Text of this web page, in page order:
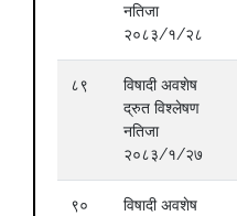
नतिजा
२०८३/१/२८
८९
विषादी अवशेष
द्रुत विश्लेषण
नतिजा
२०८३/१/२७
९०
विषादी अवशेष